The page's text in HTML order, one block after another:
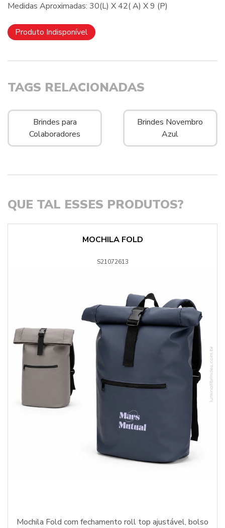
Medidas Aproximadas: 30(L) X 42( A) X 9 (P)
Produto Indisponível
TAGS RELACIONADAS
Brindes para
Colaboradores
Brindes Novembro
Azul
QUE TAL ESSES PRODUTOS?
MOCHILA FOLD
S21072613
Mochila Fold com fechamento roll top ajustável, bolso